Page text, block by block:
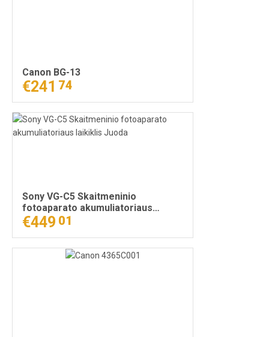
Canon BG-13
€241 74
Sony VG-C5 Skaitmeninio
fotoaparato akumuliatoriaus
laikiklis Juoda
€449 01